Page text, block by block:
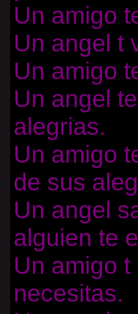
Un amigo
Un angel t
Un amigo
Un angel
alegrias.
Un amigo
de sus
Un angel
alguien te
Un amigo
necesitas.